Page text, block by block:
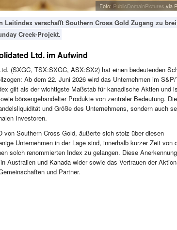
Foto: PublicDomainPictures via
Leitindex verschafft Southern Cross Gold Zugang zu
Creek-Projekt.
Ltd. im Aufwind
(SXGC, TSX:SXGC, ASX:SX2) hat einen bedeutenden
Ab dem 22. Juni 2026 wird das Unternehmen im
gilt als der wichtigste Maßstab für kanadische Aktien und
börsengehandelter Produkte von zentraler Bedeutung. Die
und Größe des Unternehmens, sondern auch
Investoren.
von Southern Cross Gold, äußerte sich stolz über diesen
Unternehmen in der Lage sind, innerhalb kurzer Zeit von
solch renommierten Index zu gelangen. Diese Anerkennung
Australien und Kanada wider sowie das Vertrauen der
und Partner.